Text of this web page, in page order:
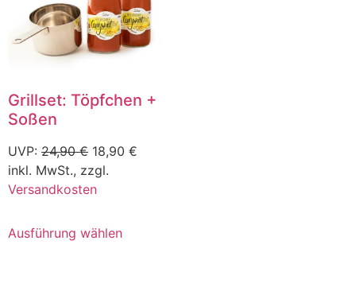
Grillset: Töpfchen +
Soßen
UVP: 24,90€ 18,90 €
inkl. MwSt., zzgl.
Versandkosten
Ausführung wählen